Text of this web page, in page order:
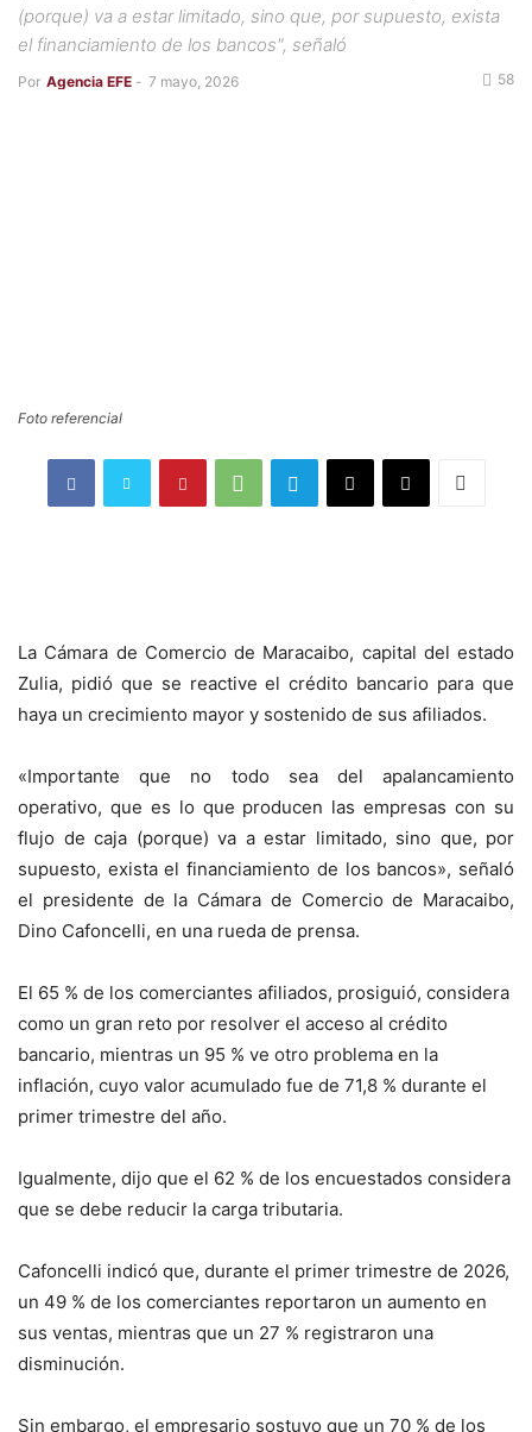
(porque) va a estar limitado, sino que, por supuesto, exista
el financiamiento de los bancos", señaló
Por Agencia EFE - 7 mayo, 2026 58
Foto referencial
La Cámara de Comercio de Maracaibo, capital del estado
Zulia, pidió que se reactive el crédito bancario para que
haya un crecimiento mayor y sostenido de sus afiliados.
«Importante que no todo sea del apalancamiento
operativo, que es lo que producen las empresas con su
flujo de caja (porque) va a estar limitado, sino que, por
supuesto, exista el financiamiento de los bancos», señaló
el presidente de la Cámara de Comercio de Maracaibo,
Dino Cafoncelli, en una rueda de prensa.
El 65 % de los comerciantes afiliados, prosiguió, considera
como un gran reto por resolver el acceso al crédito
bancario, mientras un 95 % ve otro problema en la
inflación, cuyo valor acumulado fue de 71,8 % durante el
primer trimestre del año.
Igualmente, dijo que el 62 % de los encuestados considera
que se debe reducir la carga tributaria.
Cafoncelli indicó que, durante el primer trimestre de 2026,
un 49 % de los comerciantes reportaron un aumento en
sus ventas, mientras que un 27 % registraron una
disminución.
Sin embargo, el empresario sostuvo que un 70 % de los